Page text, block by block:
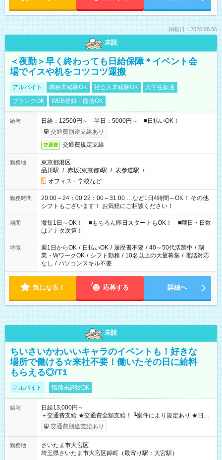
掲載日：2026.08.06
未読
＜夜勤＞早く終わっても日給保障＊イベント会
場でイスや机をコツコツ運搬
アルバイト 職種未経験OK 社会人未経験OK
大学生歓迎
ブランクOK
WEB登録・面接OK
給与
日給：12500円～ 半日：5000円～ ■日払いOK！
交通費別途支給あり
交通費 交通費規定支給
勤務地
東京都港区
品川駅 / 赤坂(東京都)駅 / 表参道駅 / …
オフィス・学校など
勤務時間
20:00～24：00 22：00～31:00 …など1日4時間～OK！ その他
シフトもございます！ お気軽にご相談ください！
期間
激短1日～OK！ ■もちろん即日スタートもOK！ ■曜日・日数
はアナタ次第！
特徴 週1日からOK / 日払いOK / 履歴書不要 / 40～50代活躍中 / 副
業・WワークOK / シフト勤務 / 10名以上の大量募集 / 電話対応
なし / パソコンスキル不要
気になる！ 応募する 詳細へ
未読
ちいさいかわいいキャラのイベントも！好きな
場所で働ける☆来社不要！働いたその日に給料
もらえる◎/T1
アルバイト 職種未経験OK
給与
日給13,000円～
＋交通費支給 ★交通費全額支給！ ┗案件により規定あり ★日払
いOK！（規定あり） ┗働いたその日に現金GET♪ お仕事後はコ
ンビニATMから 日払い分を引き落とせます！ 【試用期間】試
交通費別途支給あり
勤務地
さいたま市大宮区
埼玉県さいたま市大宮区錦町（最寄り駅：大宮駅）